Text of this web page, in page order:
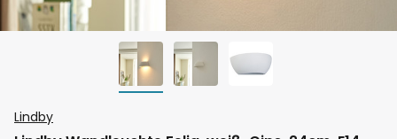
Zum
Anfang
Lindby